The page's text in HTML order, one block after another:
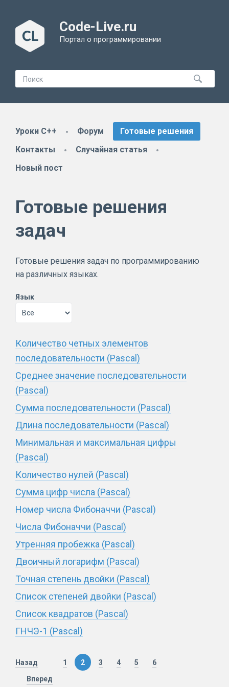
Code-Live.ru
Портал о программировании
Уроки C++ Форум
Готовые решения
Контакты
Случайная статья
Новый пост
Готовые решения
задач
Готовые решения задач по программированию
на различных языках.
Язык
Количество четных элементов
последовательности (Pascal)
Среднее значение последовательности
(Pascal)
Сумма последовательности (Pascal)
Длина последовательности (Pascal)
Минимальная и максимальная цифры
(Pascal)
Количество нулей (Pascal)
Сумма цифр числа (Pascal)
Номер числа Фибоначчи (Pascal)
Числа Фибоначчи (Pascal)
Утренняя пробежка (Pascal)
Двоичный логарифм (Pascal)
Точная степень двойки (Pascal)
Список степеней двойки (Pascal)
Список квадратов (Pascal)
ГНЧЭ-1 (Pascal)
Назад 1 2 3 4 5 6
Вперед